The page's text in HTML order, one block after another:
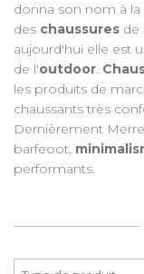
donna son nom à la
des chaussures de
aujourd'hui elle est
de l'outdoor.
les produits de
chaussants très
Dernièrement
barfeoot,
performants.